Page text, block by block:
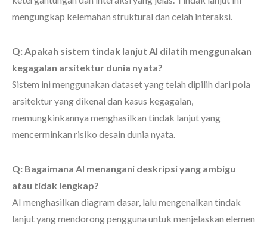
mengungkap kelemahan struktural dan celah interaksi.
Q: Apakah sistem tindak lanjut AI dilatih menggunakan
kegagalan arsitektur dunia nyata?
Sistem ini menggunakan dataset yang telah dipilih dari pola
arsitektur yang dikenal dan kasus kegagalan,
memungkinkannya menghasilkan tindak lanjut yang
mencerminkan risiko desain dunia nyata.
Q: Bagaimana AI menangani deskripsi yang ambigu
atau tidak lengkap?
AI menghasilkan diagram dasar, lalu mengenalkan tindak
lanjut yang mendorong pengguna untuk menjelaskan elemen